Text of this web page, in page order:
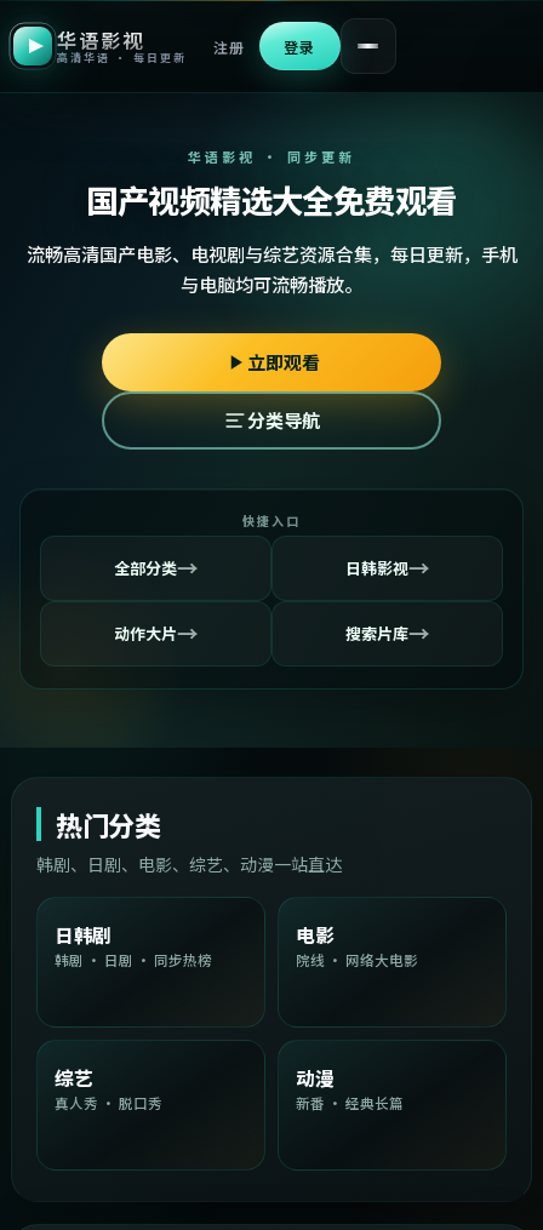
华语影视
高清华语 · 每日更新
注册 登录
华语影视 · 同步更新
国产视频精选大全免费观看
流畅高清国产电影、电视剧与综艺资源合集，每日更新，手机
与电脑均可流畅播放。
立即观看
分类导航
快捷入口
全部分类→ 日韩影视→
动作大片→ 搜索片库→
热门分类
韩剧、日剧、电影、综艺、动漫一站直达
日韩剧
韩剧 · 日剧 · 同步热榜
电影
院线 · 网络大电影
综艺
真人秀 · 脱口秀
动漫
新番 · 经典长篇